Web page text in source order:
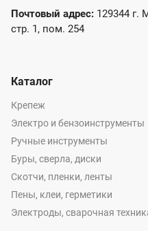
Почтовый адрес: 129344 г.
стр. 1, пом. 254
Каталог
Крепеж
Электро и бензоинструменты
Ручные инструменты
Буры, сверла, диски
Скотчи, пленки, ленты
Пены, клеи, герметики
Электроды, сварочная